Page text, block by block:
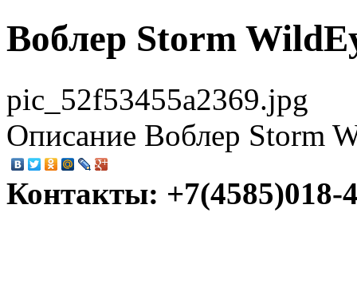
Воблер Storm
pic_52f53455a2369.jpg
Описание Воблер Storm
Контакты: